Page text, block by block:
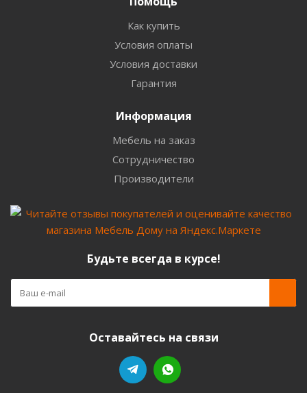
Как купить
Условия оплаты
Условия доставки
Гарантия
Информация
Мебель на заказ
Сотрудничество
Производители
Будьте всегда в курсе!
Оставайтесь на связи